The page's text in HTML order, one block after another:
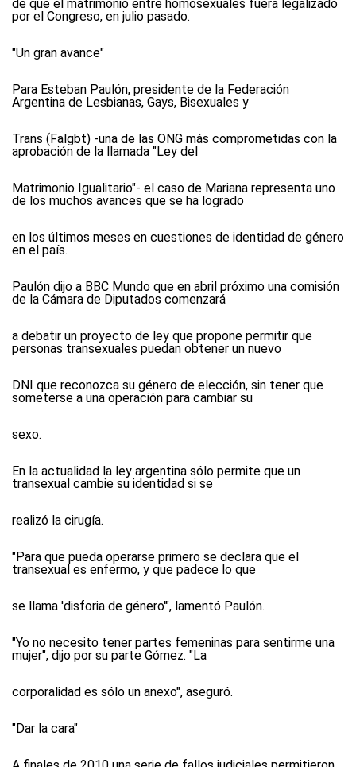
de que el matrimonio entre homosexuales fuera legalizado
por el Congreso, en julio pasado.
"Un gran avance"
Para Esteban Paulón, presidente de la Federación
Argentina de Lesbianas, Gays, Bisexuales y
Trans (Falgbt) -una de las ONG más comprometidas con la
aprobación de la llamada "Ley del
Matrimonio Igualitario"- el caso de Mariana representa uno
de los muchos avances que se ha logrado
en los últimos meses en cuestiones de identidad de género
en el país.
Paulón dijo a BBC Mundo que en abril próximo una comisión
de la Cámara de Diputados comenzará
a debatir un proyecto de ley que propone permitir que
personas transexuales puedan obtener un nuevo
DNI que reconozca su género de elección, sin tener que
someterse a una operación para cambiar su
sexo.
En la actualidad la ley argentina sólo permite que un
transexual cambie su identidad si se
realizó la cirugía.
"Para que pueda operarse primero se declara que el
transexual es enfermo, y que padece lo que
se llama 'disforia de género'", lamentó Paulón.
"Yo no necesito tener partes femeninas para sentirme una
mujer", dijo por su parte Gómez. "La
corporalidad es sólo un anexo", aseguró.
"Dar la cara"